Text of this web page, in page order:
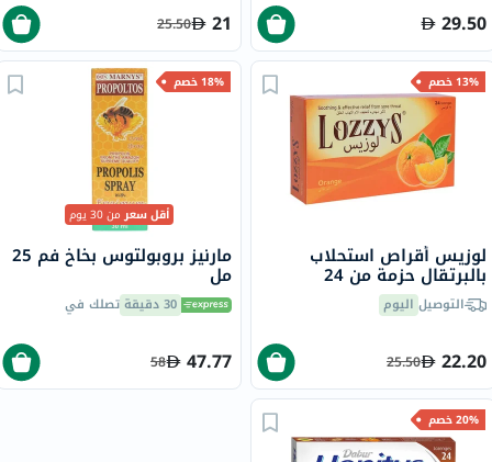
29.50
21
25.50
13% خصم
لوزيس أقراص استحلاب
بالبرتقال حزمة من 24
التوصيل اليوم
22.20
25.50
18% خصم
أقل سعرمن 30 يوم
مارنيز بروبولتوس بخاخ فم 25
مل
30 دقيقة تصلك في
47.77
58
20% خصم